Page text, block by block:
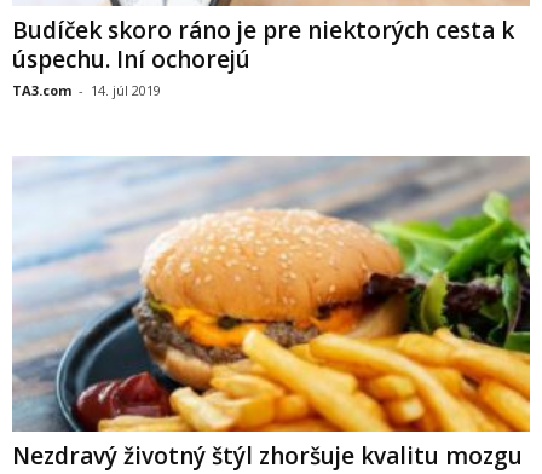
Budíček skoro ráno je pre niektorých cesta k
úspechu. Iní ochorejú
TA3.com - 14. júl 2019
Nezdravý životný štýl zhoršuje kvalitu mozgu